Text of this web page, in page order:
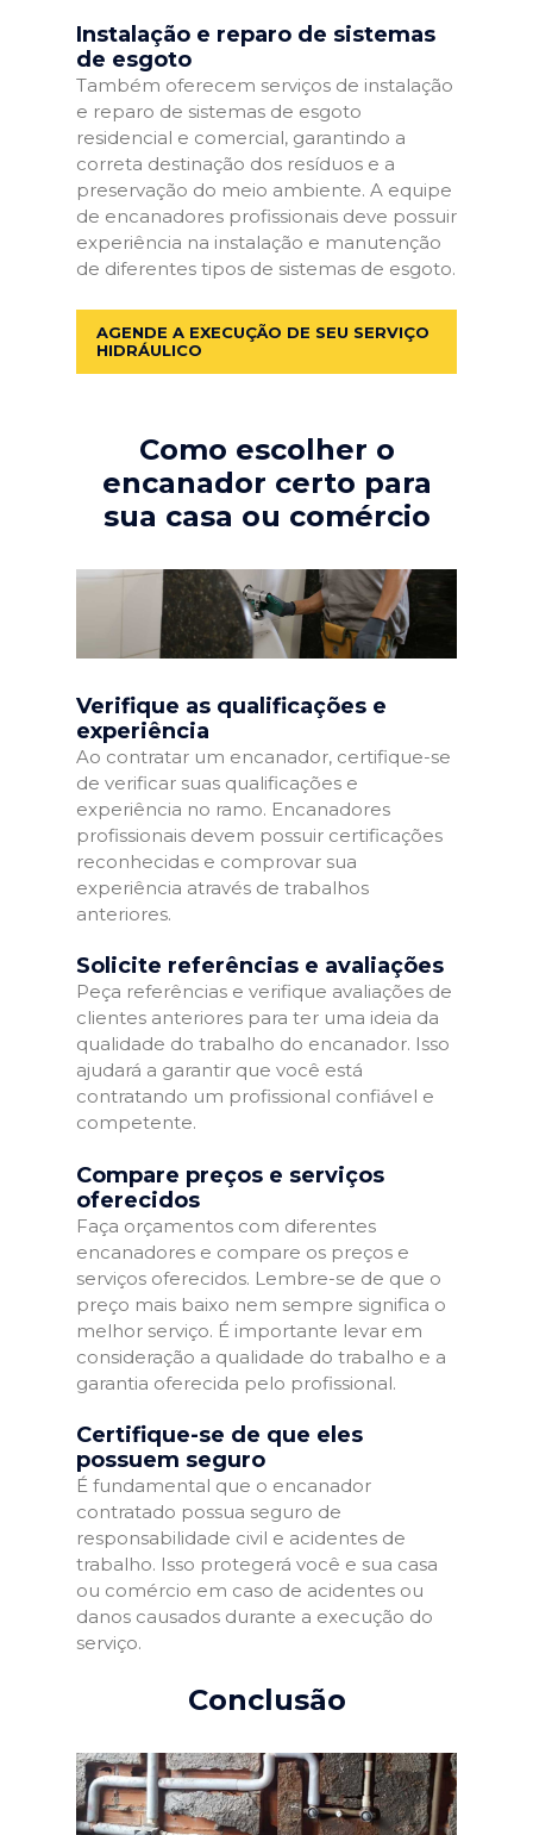
Instalação e reparo de sistemas
de esgoto
Também oferecem serviços de instalação
e reparo de sistemas de esgoto
residencial e comercial, garantindo a
correta destinação dos resíduos e a
preservação do meio ambiente. A equipe
de encanadores profissionais deve possuir
experiência na instalação e manutenção
de diferentes tipos de sistemas de esgoto.
AGENDE A EXECUÇÃO DE SEU SERVIÇO
HIDRÁULICO
Como escolher o
encanador certo para
sua casa ou comércio
Verifique as qualificações e
experiência
Ao contratar um encanador, certifique-se
de verificar suas qualificações e
experiência no ramo. Encanadores
profissionais devem possuir certificações
reconhecidas e comprovar sua
experiência através de trabalhos
anteriores.
Solicite referências e avaliações
Peça referências e verifique avaliações de
clientes anteriores para ter uma ideia da
qualidade do trabalho do encanador. Isso
ajudará a garantir que você está
contratando um profissional confiável e
competente.
Compare preços e serviços
oferecidos
Faça orçamentos com diferentes
encanadores e compare os preços e
serviços oferecidos. Lembre-se de que o
preço mais baixo nem sempre significa o
melhor serviço. É importante levar em
consideração a qualidade do trabalho e a
garantia oferecida pelo profissional.
Certifique-se de que eles
possuem seguro
É fundamental que o encanador
contratado possua seguro de
responsabilidade civil e acidentes de
trabalho. Isso protegerá você e sua casa
ou comércio em caso de acidentes ou
danos causados durante a execução do
serviço.
Conclusão